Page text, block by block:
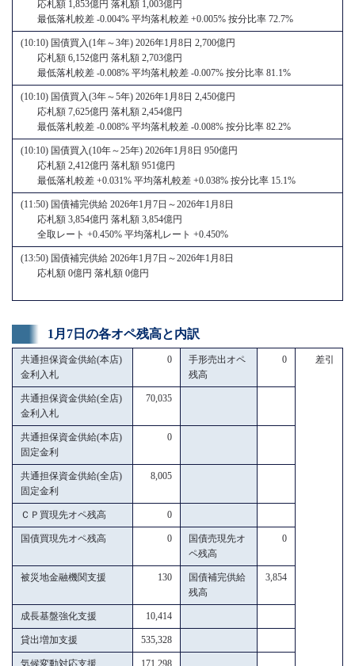
応札額 1,853億円 落札額 1,003億円
最低落札較差 -0.004% 平均落札較差 +0.005% 按分比率 72.7%
(10:10) 国債買入(1年～3年) 2026年1月8日 2,700億円
応札額 6,152億円 落札額 2,703億円
最低落札較差 -0.008% 平均落札較差 -0.007% 按分比率 81.1%
(10:10) 国債買入(3年～5年) 2026年1月8日 2,450億円
応札額 7,625億円 落札額 2,454億円
最低落札較差 -0.008% 平均落札較差 -0.008% 按分比率 82.2%
(10:10) 国債買入(10年～25年) 2026年1月8日 950億円
応札額 2,412億円 落札額 951億円
最低落札較差 +0.031% 平均落札較差 +0.038% 按分比率 15.1%
(11:50) 国債補完供給 2026年1月7日～2026年1月8日
応札額 3,854億円 落札額 3,854億円
全取レート +0.450% 平均落札レート +0.450%
(13:50) 国債補完供給 2026年1月7日～2026年1月8日
応札額 0億円 落札額 0億円
1月7日の各オペ残高と内訳
共通担保資金供給(本店)
金利入札
0
手形売出オペ
残高
0 差引
共通担保資金供給(全店)
金利入札
70,035
共通担保資金供給(本店)
固定金利
0
共通担保資金供給(全店)
固定金利
8,005
ＣＰ買現先オペ残高 0
国債買現先オペ残高 0
国債売現先オ
ペ残高
0
被災地金融機関支援 130
国債補完供給
残高
3,854
成長基盤強化支援 10,414
貸出増加支援 535,328
気候変動対応支援 171,298